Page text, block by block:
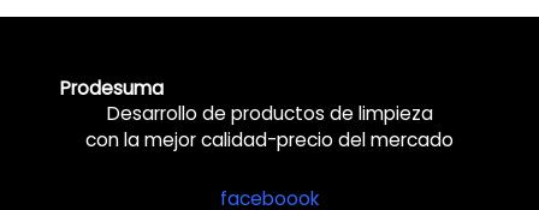
Prodesuma
Desarrollo de productos de limpieza
con la mejor calidad-precio del mercado
faceboook